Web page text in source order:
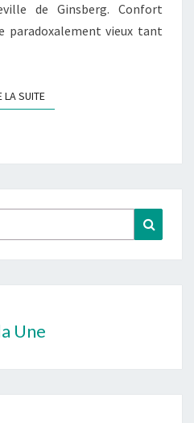
de Ginsberg. Confort
paradoxalement vieux tant
LA SUITELIRE LA SUITE
Une